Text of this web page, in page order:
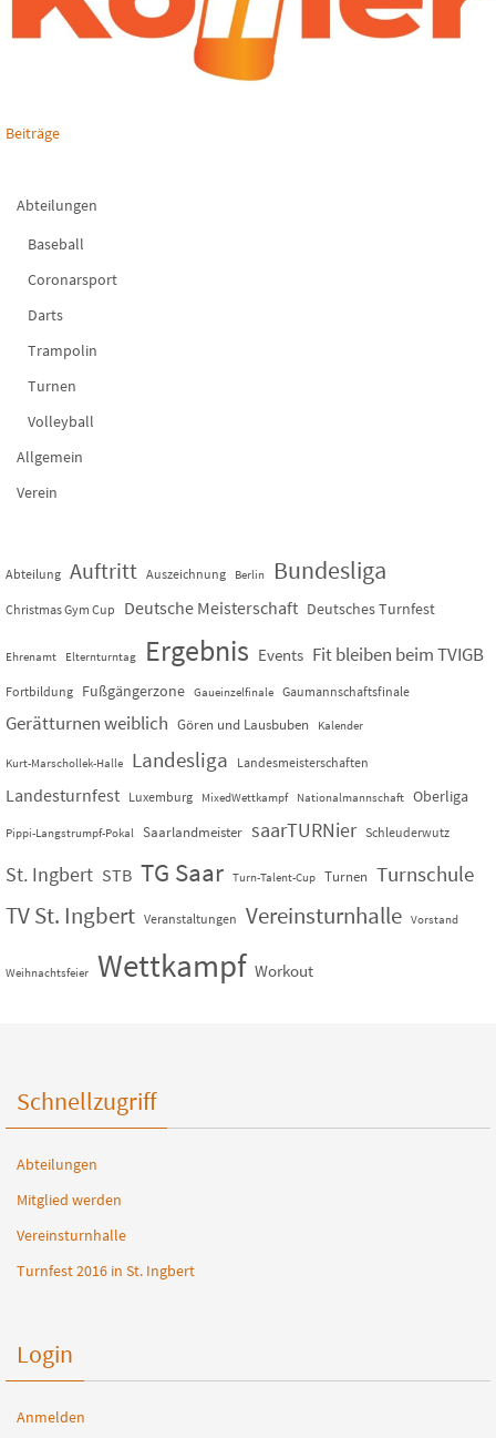
Beiträge
Abteilungen
Baseball
Coronarsport
Darts
Trampolin
Turnen
Volleyball
Allgemein
Verein
Abteilung Auftritt Auszeichnung Berlin Bundesliga
Christmas Gym Cup Deutsche Meisterschaft Deutsches Turnfest
Ehrenamt Elternturntag Ergebnis Events Fit bleiben beim TVIGB
Fortbildung Fußgängerzone Gaueinzelfinale Gaumannschaftsfinale
Gerätturnen weiblich Gören und Lausbuben Kalender
Kurt-Marschollek-Halle Landesliga Landesmeisterschaften
Landesturnfest Luxemburg MixedWettkampf Nationalmannschaft Oberliga
Pippi-Langstrumpf-Pokal Saarlandmeister saarTURNier Schleuderwutz
St. Ingbert STB TG Saar Turn-Talent-Cup Turnen Turnschule
TV St. Ingbert Veranstaltungen Vereinsturnhalle Vorstand
Weihnachtsfeier Wettkampf Workout
Schnellzugriff
Abteilungen
Mitglied werden
Vereinsturnhalle
Turnfest 2016 in St. Ingbert
Login
Anmelden